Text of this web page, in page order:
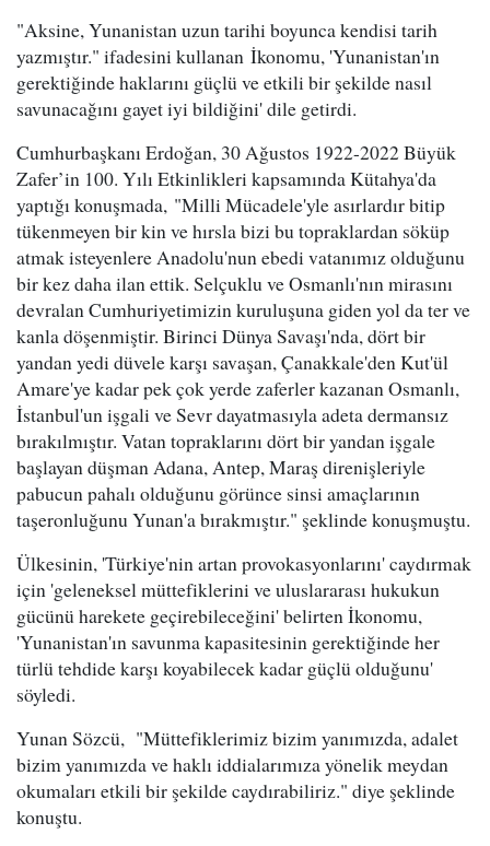
"Aksine, Yunanistan uzun tarihi boyunca kendisi tarih
yazmıştır." ifadesini kullanan İkonomu, 'Yunanistan'ın
gerektiğinde haklarını güçlü ve etkili bir şekilde nasıl
savunacağını gayet iyi bildiğini' dile getirdi.
Cumhurbaşkanı Erdoğan, 30 Ağustos 1922-2022 Büyük
Zafer’in 100. Yılı Etkinlikleri kapsamında Kütahya'da
yaptığı konuşmada, "Milli Mücadele'yle asırlardır bitip
tükenmeyen bir kin ve hırsla bizi bu topraklardan söküp
atmak isteyenlere Anadolu'nun ebedi vatanımız olduğunu
bir kez daha ilan ettik. Selçuklu ve Osmanlı'nın mirasını
devralan Cumhuriyetimizin kuruluşuna giden yol da ter ve
kanla döşenmiştir. Birinci Dünya Savaşı'nda, dört bir
yandan yedi düvele karşı savaşan, Çanakkale'den Kut'ül
Amare'ye kadar pek çok yerde zaferler kazanan Osmanlı,
İstanbul'un işgali ve Sevr dayatmasıyla adeta dermansız
bırakılmıştır. Vatan topraklarını dört bir yandan işgale
başlayan düşman Adana, Antep, Maraş direnişleriyle
pabucun pahalı olduğunu görünce sinsi amaçlarının
taşeronluğunu Yunan'a bırakmıştır." şeklinde konuşmuştu.
Ülkesinin, 'Türkiye'nin artan provokasyonlarını' caydırmak
için 'geleneksel müttefiklerini ve uluslararası hukukun
gücünü harekete geçirebileceğini' belirten İkonomu,
'Yunanistan'ın savunma kapasitesinin gerektiğinde her
türlü tehdide karşı koyabilecek kadar güçlü olduğunu'
söyledi.
Yunan Sözcü, "Müttefiklerimiz bizim yanımızda, adalet
bizim yanımızda ve haklı iddialarımıza yönelik meydan
okumaları etkili bir şekilde caydırabiliriz." diye şeklinde
konuştu.